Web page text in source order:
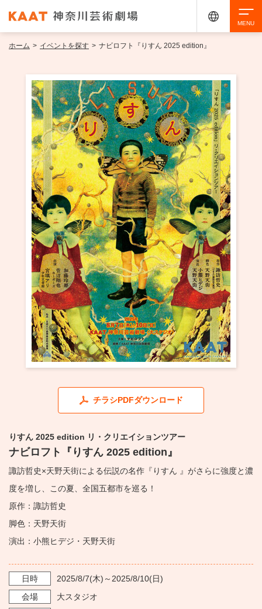
イベントを探す
・ イベント一覧
・ イベントカレンダー
ご来場案内
・ 館内サービス・アクセシビリティ
・ フロアマップ
・ レストラン/カフェ
・ 交通案内
・ よくある質問
施設を借りる
KAATについて
・ ミッション
・ 芸術監督
KAAT 神奈川芸術劇場
アクセシビリティ チケット購入 交通案内
ホーム > イベントを探す > ナビロフト『りすん 2025 edition』
チラシPDFダウンロード
りすん 2025 edition リ・クリエイションツアー
ナビロフト『りすん 2025 edition』
諏訪哲史×天野天街による伝説の名作『りすん 』がさらに強度と濃
度を増し、この夏、全国五都市を巡る！
原作：諏訪哲史
脚色：天野天街
演出：小熊ヒデジ・天野天街
日時 2025/8/7(木)～ 2025/8/10(日)
会場
大スタジオ